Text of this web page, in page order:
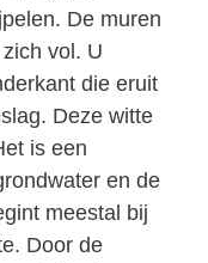
De muren
vol. U
die eruit
Deze witte
is een
en de
meestal bij
Door de